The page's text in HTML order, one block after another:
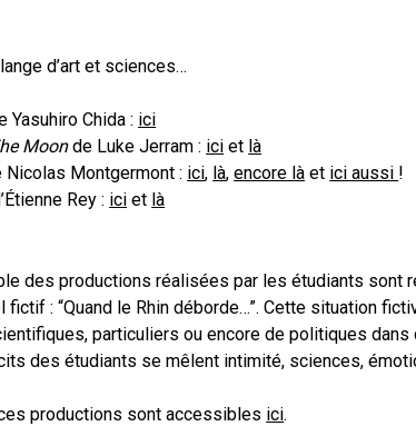
d’art et sciences…
Yasuhiro Chida : ici
Moonde Luke Jerram : ici et là
Montgermont : ici, là,encore là et ici aussi !
Rey : ici et là
des productions réalisées par les étudiants sont
fictif : “Quand le Rhin déborde…”. Cette situation
particuliers ou encore de politiques
des étudiants se mêlent intimité, sciences,
productions sont accessibles ici.